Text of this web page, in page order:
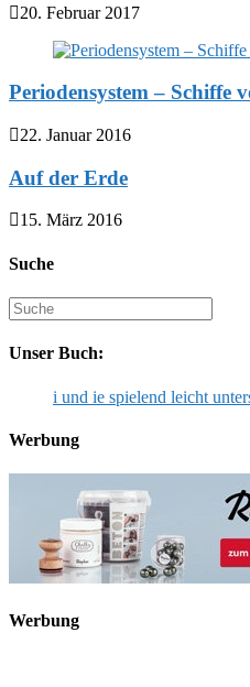
20. Februar 2017
Periodensystem – Schiffe
22. Januar 2016
Auf der Erde
15. März 2016
Suche
Suche
nach:
Unser Buch:
i und ie spielend leicht
Werbung
Werbung